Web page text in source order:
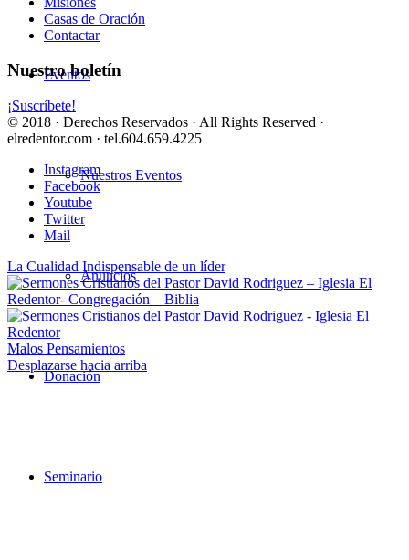
Eventos
Nuestros Eventos
Anuncios
Donación
Seminario
Casas de Oración
Contactar
Nuestro boletín
¡Suscríbete!
© 2018 · Derechos Reservados · All Rights Reserved ·
elredentor.com · tel.604.659.4225
Instagram
Facebook
Youtube
Twitter
Mail
La Cualidad Indispensable de un líder
Malos Pensamientos
Desplazarse hacia arriba